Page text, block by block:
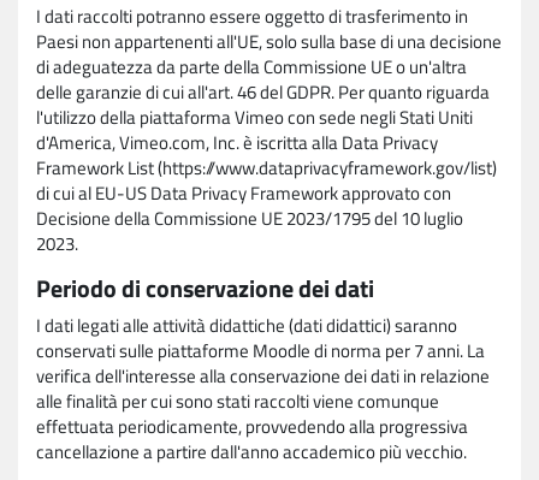
I dati raccolti potranno essere oggetto di trasferimento in
Paesi non appartenenti all'UE, solo sulla base di una decisione
di adeguatezza da parte della Commissione UE o un'altra
delle garanzie di cui all'art. 46 del GDPR. Per quanto riguarda
l'utilizzo della piattaforma Vimeo con sede negli Stati Uniti
d'America, Vimeo.com, Inc. è iscritta alla Data Privacy
Framework List (https://www.dataprivacyframework.gov/list)
di cui al EU-US Data Privacy Framework approvato con
Decisione della Commissione UE 2023/1795 del 10 luglio
2023.
Periodo di conservazione dei dati
I dati legati alle attività didattiche (dati didattici) saranno
conservati sulle piattaforme Moodle di norma per 7 anni. La
verifica dell'interesse alla conservazione dei dati in relazione
alle finalità per cui sono stati raccolti viene comunque
effettuata periodicamente, provvedendo alla progressiva
cancellazione a partire dall'anno accademico più vecchio.